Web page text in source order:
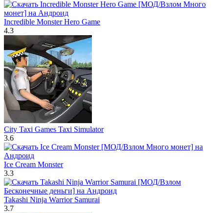
Incredible Monster Hero Game
4.3
City Taxi Games Taxi Simulator
3.6
Ice Cream Monster
3.3
Takashi Ninja Warrior Samurai
3.7